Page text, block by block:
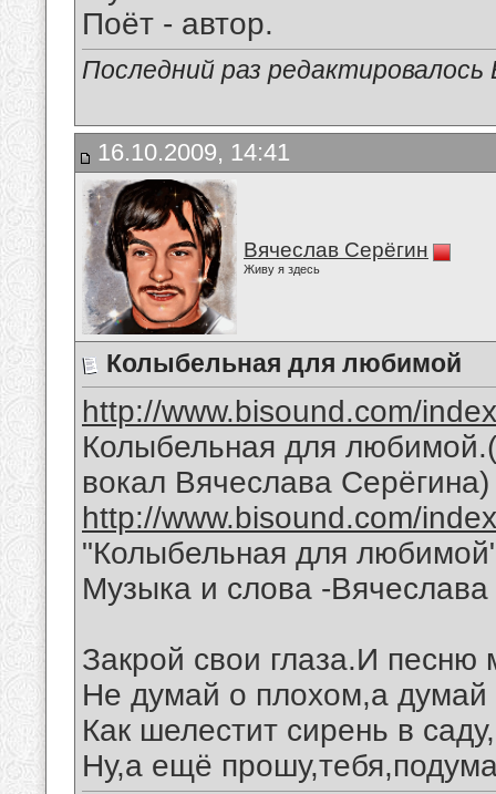
Поёт - автор.
Последний раз
16.10.2009, 14:41
Вячеслав Серёгин
Живу я здесь
Колыбельная для любимой
http://www.bisound.com/
Колыбельная для
вокал Вячеслава Серёгина)
http://www.bisound.com/
"Колыбельная для
Музыка и слова -
Закрой свои глаза.И
Не думай о плохом,а думай
Как шелестит сирень в
Ну,а ещё